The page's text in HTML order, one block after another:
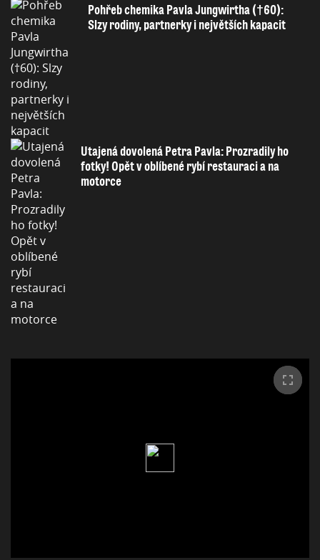
Pohřeb chemika Pavla Jungwirtha (†60):
Slzy rodiny, partnerky i největších kapacit
Utajená dovolená Petra Pavla: Prozradily ho
fotky! Opět v oblíbené rybí restauraci a na
motorce